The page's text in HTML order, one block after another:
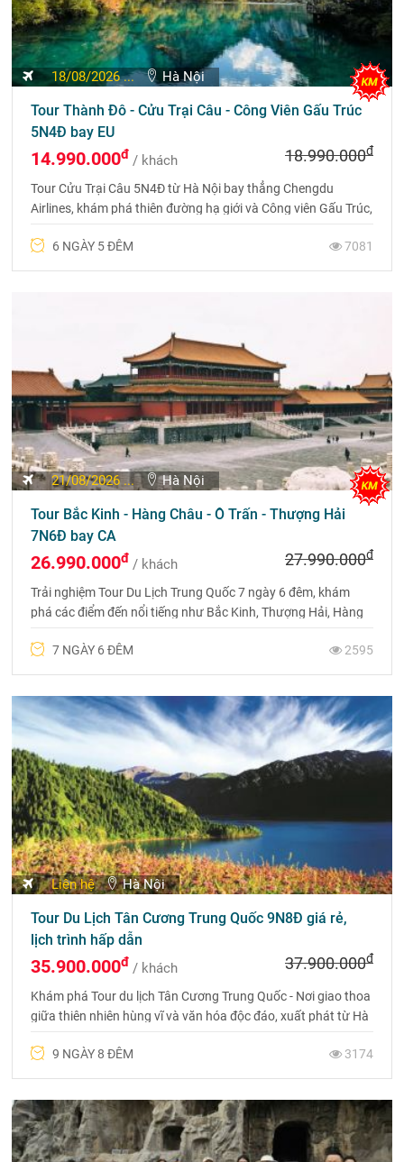
18/08/2026 ... Hà Nội
Tour Thành Đô - Cửu Trại Câu - Công Viên Gấu Trúc
5N4Đ bay EU
14.990.000đ / khách 18.990.000đ
Tour Cửu Trại Câu 5N4Đ từ Hà Nội bay thẳng Chengdu
Airlines, khám phá thiên đường hạ giới và Công viên Gấu Trúc,
6 NGÀY 5 ĐÊM
7081
21/08/2026 ... Hà Nội
Tour Bắc Kinh - Hàng Châu - Ô Trấn - Thượng Hải
7N6Đ bay CA
26.990.000đ / khách 27.990.000đ
Trải nghiệm Tour Du Lịch Trung Quốc 7 ngày 6 đêm, khám
phá các điểm đến nổi tiếng như Bắc Kinh, Thượng Hải, Hàng
bay thẳng cùng Air China (CA).
7 NGÀY 6 ĐÊM 2595
Liên hệ Hà Nội
Tour Du Lịch Tân Cương Trung Quốc 9N8Đ giá rẻ,
lịch trình hấp dẫn
35.900.000đ / khách 37.900.000đ
Khám phá Tour du lịch Tân Cương Trung Quốc - Nơi giao thoa
giữa thiên nhiên hùng vĩ và văn hóa độc đáo, xuất phát từ Hà
9 NGÀY 8 ĐÊM
3174